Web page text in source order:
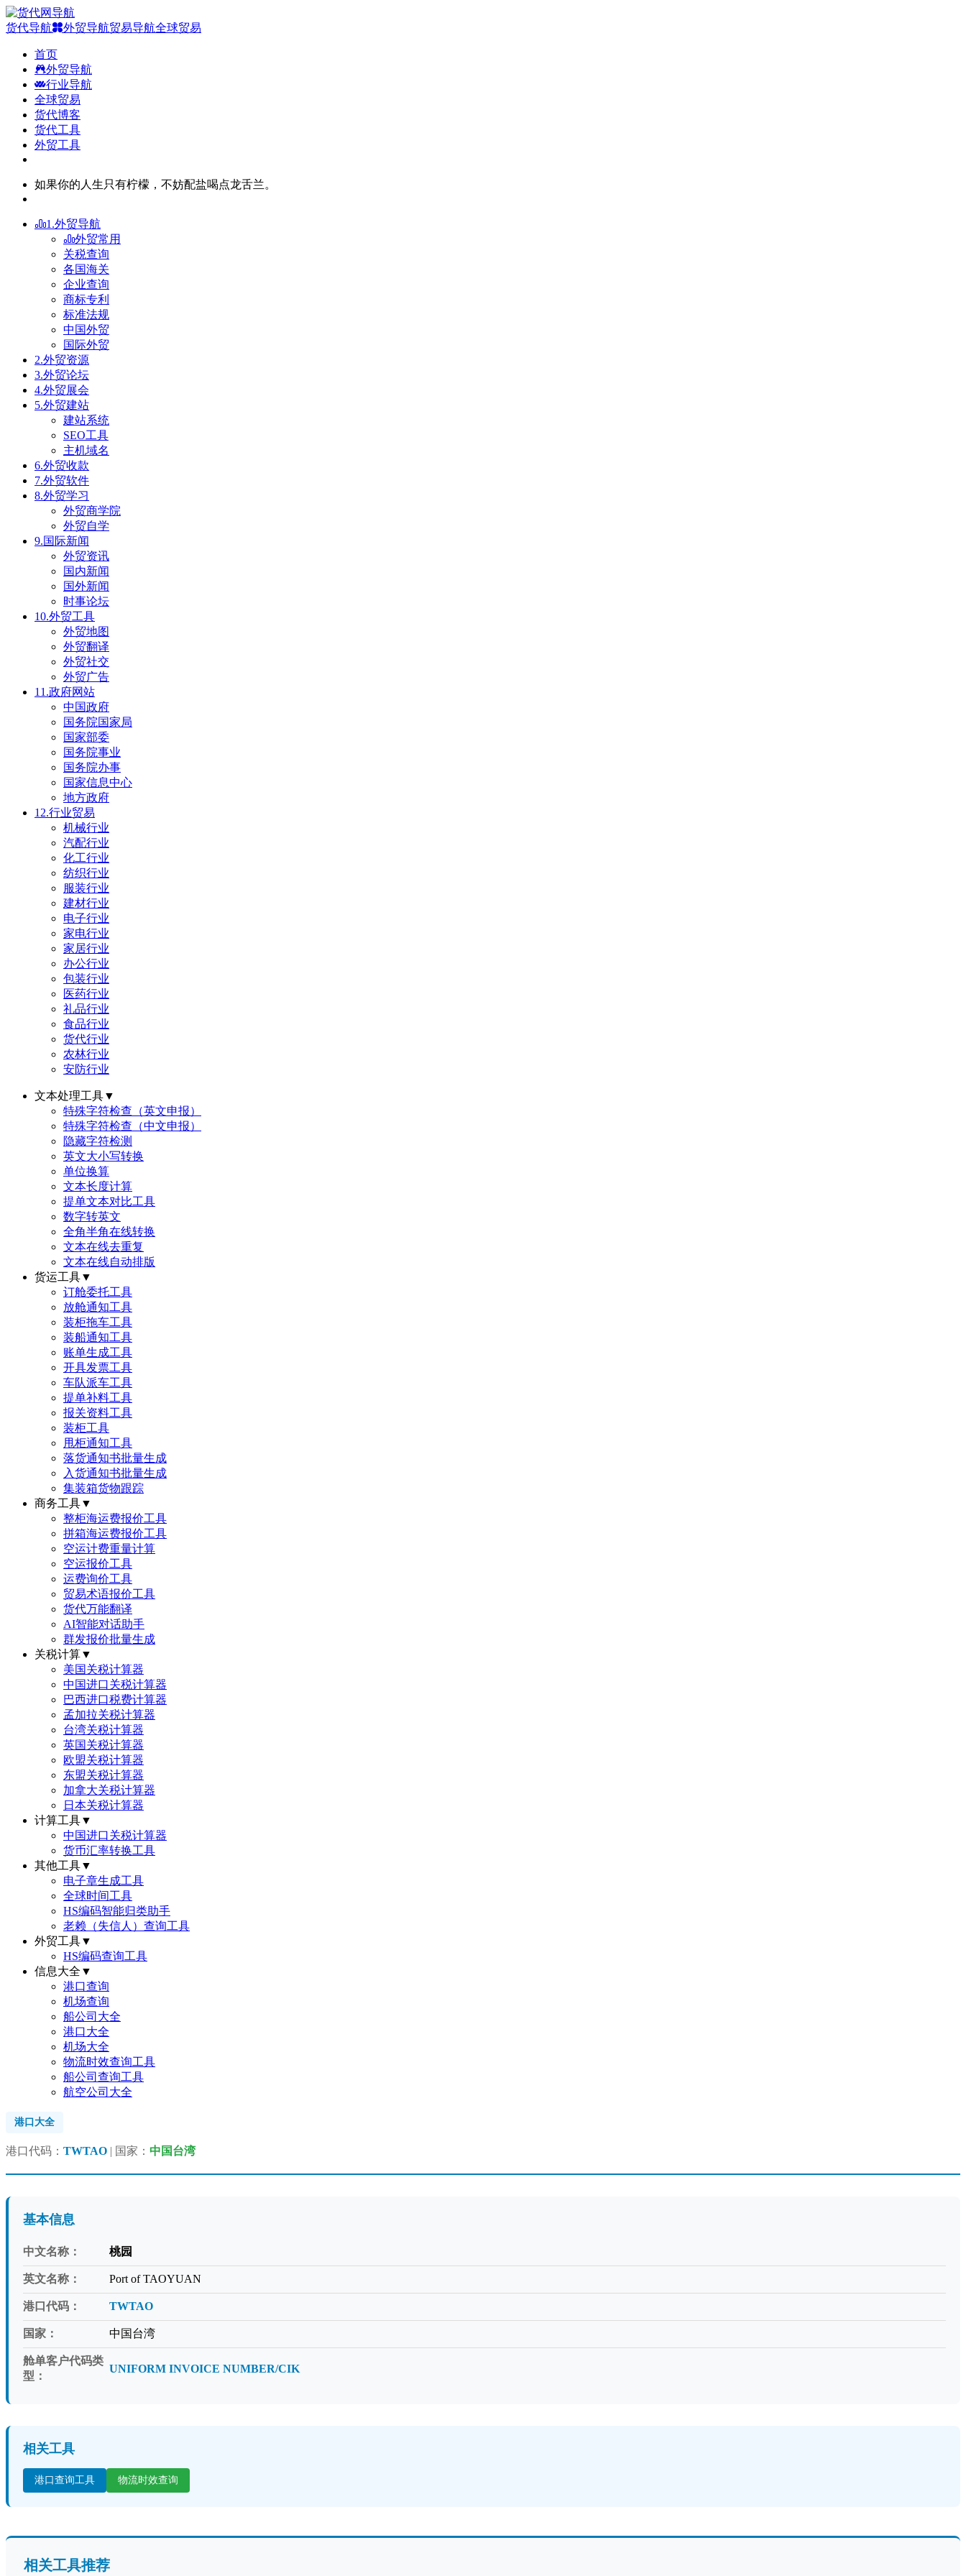
货代导航 外贸导航贸易导航全球贸易
首页
外贸导航
行业导航
全球贸易
货代博客
货代工具
外贸工具
如果你的人生只有柠檬，不妨配盐喝点龙舌兰。
1.外贸导航
外贸常用
关税查询
各国海关
企业查询
商标专利
标准法规
中国外贸
国际外贸
2.外贸资源
3.外贸论坛
4.外贸展会
5.外贸建站
建站系统
SEO工具
主机域名
6.外贸收款
7.外贸软件
8.外贸学习
外贸商学院
外贸自学
9.国际新闻
外贸资讯
国内新闻
国外新闻
时事论坛
10.外贸工具
外贸地图
外贸翻译
外贸社交
外贸广告
11.政府网站
中国政府
国务院国家局
国家部委
国务院事业
国务院办事
国家信息中心
地方政府
12.行业贸易
机械行业
汽配行业
化工行业
纺织行业
服装行业
建材行业
电子行业
家电行业
家居行业
办公行业
包装行业
医药行业
礼品行业
食品行业
货代行业
农林行业
安防行业
文本处理工具▼
特殊字符检查（英文申报）
特殊字符检查（中文申报）
隐藏字符检测
英文大小写转换
单位换算
文本长度计算
提单文本对比工具
数字转英文
全角半角在线转换
文本在线去重复
文本在线自动排版
货运工具▼
订舱委托工具
放舱通知工具
装柜拖车工具
装船通知工具
账单生成工具
开具发票工具
车队派车工具
提单补料工具
报关资料工具
装柜工具
甩柜通知工具
落货通知书批量生成
入货通知书批量生成
集装箱货物跟踪
商务工具▼
整柜海运费报价工具
拼箱海运费报价工具
空运计费重量计算
空运报价工具
运费询价工具
贸易术语报价工具
货代万能翻译
AI智能对话助手
群发报价批量生成
关税计算▼
美国关税计算器
中国进口关税计算器
巴西进口税费计算器
孟加拉关税计算器
台湾关税计算器
英国关税计算器
欧盟关税计算器
东盟关税计算器
加拿大关税计算器
日本关税计算器
计算工具▼
中国进口关税计算器
货币汇率转换工具
其他工具▼
电子章生成工具
全球时间工具
HS编码智能归类助手
老赖（失信人）查询工具
外贸工具▼
HS编码查询工具
信息大全 ▼
港口查询
机场查询
船公司大全
港口大全
机场大全
物流时效查询工具
船公司查询工具
航空公司大全
港口大全
港口代码： TWTAO | 国家： 中国台湾
基本信息
中文名称： 桃园
英文名称： Port of TAOYUAN
港口代码： TWTAO
国家： 中国台湾
舱单客户代码类
型：
UNIFORM INVOICE NUMBER/CIK
相关工具
港口查询工具 物流时效查询
相关工具推荐